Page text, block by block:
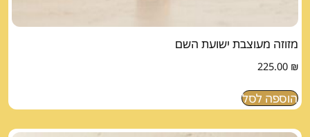
מזוזה מעוצבת ישועת השם
225.00 ₪
הוספה לסל